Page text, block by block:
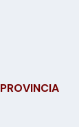
PROVINCIA